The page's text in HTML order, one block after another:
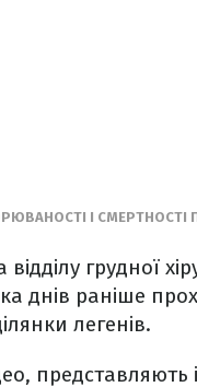
І СМЕРТНОСТІ
грудної
днів раніше
легенів.
представляють